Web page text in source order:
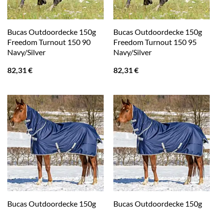
Bucas Outdoordecke 150g
Freedom Turnout 150 90
Navy/Silver
82,31€
Bucas Outdoordecke 150g
Freedom Turnout 150 95
Navy/Silver
82,31€
Bucas Outdoordecke 150g
Bucas Outdoordecke 150g